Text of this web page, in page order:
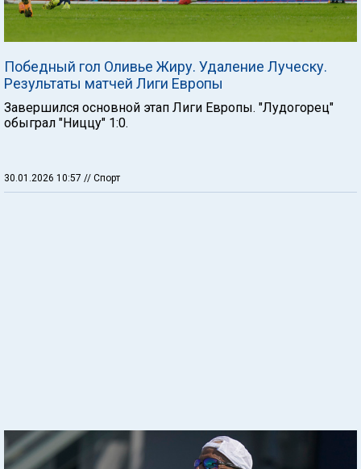
Победный гол Оливье Жиру. Удаление Луческу.
Результаты матчей Лиги Европы
Завершился основной этап Лиги Европы. "Лудогорец"
обыграл "Ниццу" 1:0.
30.01.2026 10:57 // Спорт